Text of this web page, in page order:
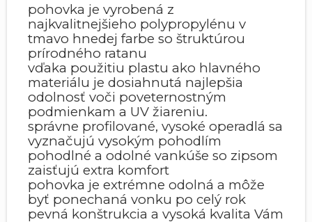
pohovka je vyrobená z
najkvalitnejšieho polypropylénu v
tmavo hnedej farbe so štruktúrou
prírodného ratanu
vďaka použitiu plastu ako hlavného
materiálu je dosiahnutá najlepšia
odolnosť voči poveternostným
podmienkam a UV žiareniu.
správne profilované, vysoké operadlá sa
vyznačujú vysokým pohodlím
pohodlné a odolné vankúše so zipsom
zaisťujú extra komfort
pohovka je extrémne odolná a môže
byť ponechaná vonku po celý rok
pevná konštrukcia a vysoká kvalita Vám